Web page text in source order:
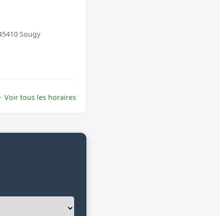
Sougy
Voir tous les horaires